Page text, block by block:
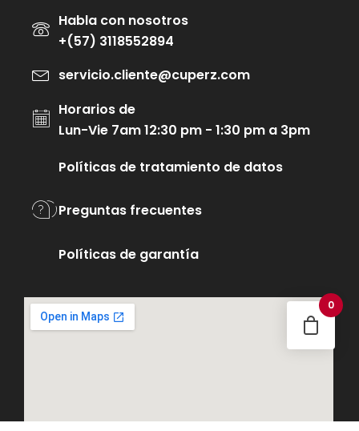
Habla con nosotros
+(57) 3118552894
servicio.cliente@cuperz.com
Horarios de
Lun-Vie 7am 12:30 pm - 1:30 pm a 3pm
Políticas de tratamiento de datos
Preguntas frecuentes
Políticas de garantía
0